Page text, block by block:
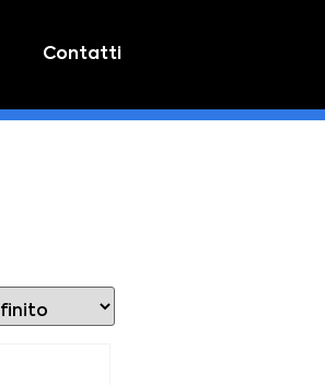
Contatti